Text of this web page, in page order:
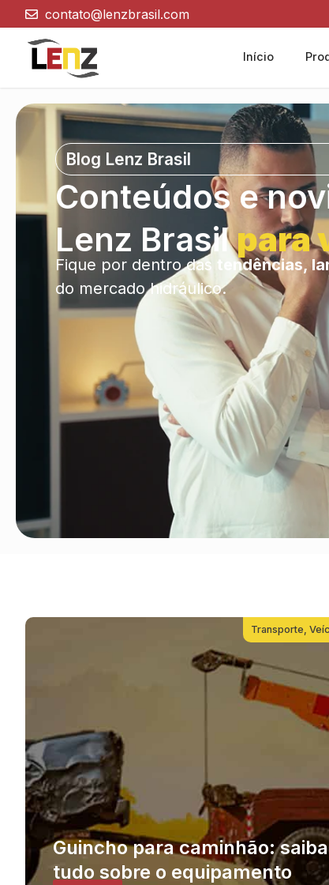
contato@lenzbrasil.com
Início
Blog Lenz Brasil
Conteúdos e
Lenz Brasilpara
Fique por dentro das tendências,
do mercado hidráulico.
Transporte,
Guincho para caminhão: saiba
tudo sobre o equipamento